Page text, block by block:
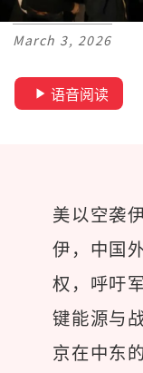
March 3, 2026
语音阅读
美以空袭
伊，中国
权，呼吁
键能源与
京在中东